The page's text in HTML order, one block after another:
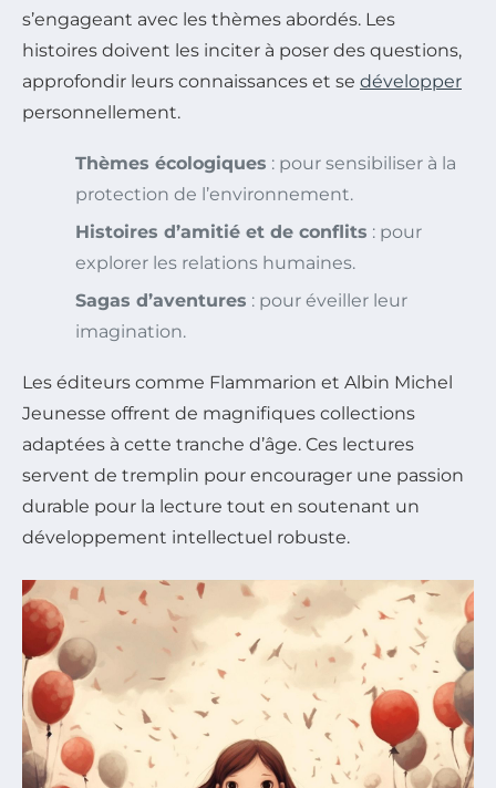
s’engageant avec les thèmes abordés. Les
histoires doivent les inciter à poser des questions,
approfondir leurs connaissances et se développer
personnellement.
Thèmes écologiques : pour sensibiliser à la
protection de l’environnement.
Histoires d’amitié et de conflits : pour
explorer les relations humaines.
Sagas d’aventures : pour éveiller leur
imagination.
Les éditeurs comme Flammarion et Albin Michel
Jeunesse offrent de magnifiques collections
adaptées à cette tranche d’âge. Ces lectures
servent de tremplin pour encourager une passion
durable pour la lecture tout en soutenant un
développement intellectuel robuste.